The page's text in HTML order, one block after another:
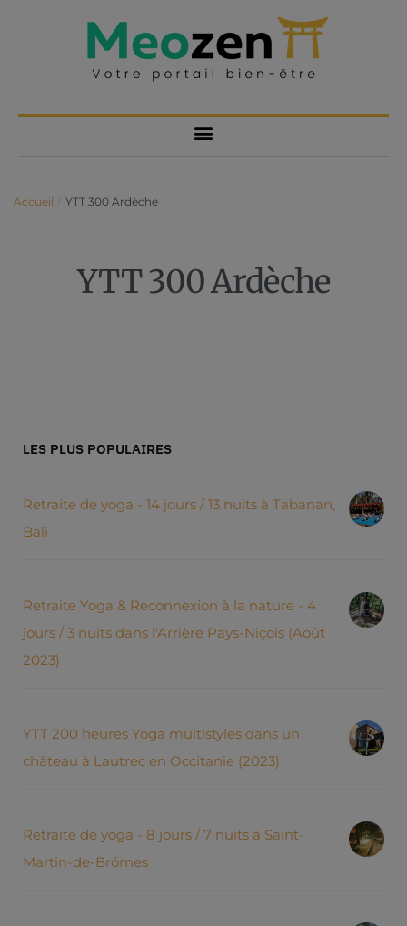
Accueil YTT 300 Ardèche
YTT 300 Ardèche
LES PLUS POPULAIRES
Retraite de yoga - 14 jours / 13 nuits à Tabanan,
Bali
Retraite Yoga & Reconnexion à la nature - 4
jours / 3 nuits dans l'Arrière Pays-Niçois (Août
2023)
YTT 200 heures Yoga multistyles dans un
château à Lautrec en Occitanie (2023)
Retraite de yoga - 8 jours / 7 nuits à Saint-
Martin-de-Brômes